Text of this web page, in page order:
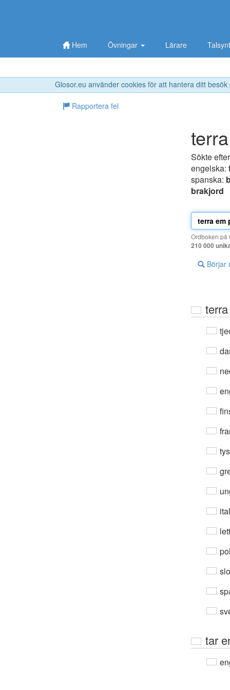
Glosor.eu använder cookies för att hantera ditt
Hem Övningar Lärare
Rapportera fel
Sökte efter
engelska:
spanska:
brakjord
Ordboken på
210 000
Börjar
tar